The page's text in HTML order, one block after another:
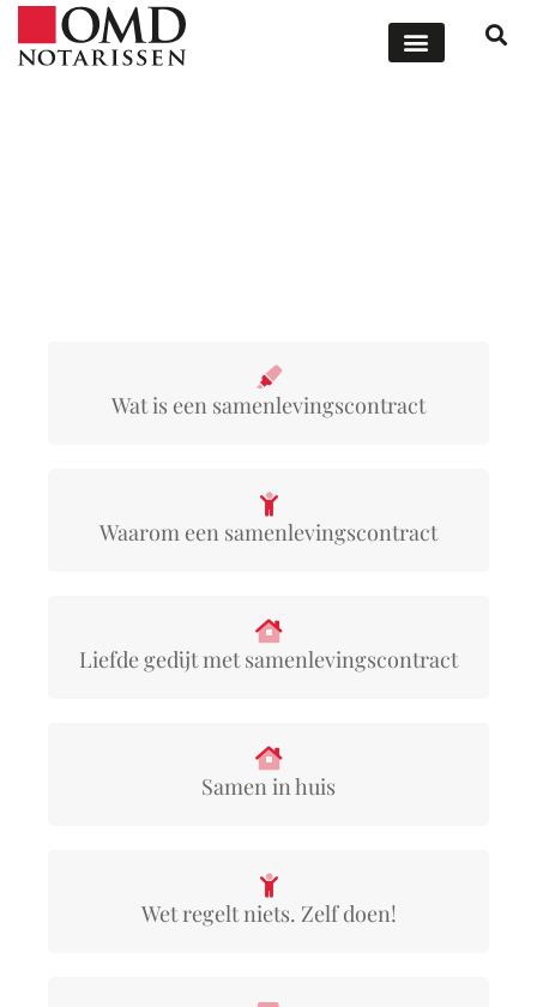
Wat is een samenlevingscontract
Waarom een samenlevingscontract
Liefde gedijt met samenlevingscontract
Samen in huis
Wet regelt niets. Zelf doen!